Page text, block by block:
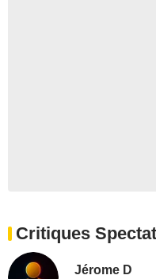
Critiques
Jérome D